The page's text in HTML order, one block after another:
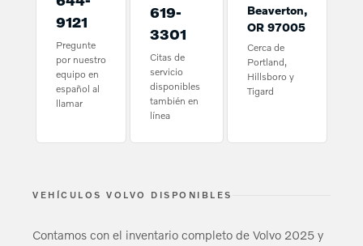
9121
Pregunte
por nuestro
equipo en
español al
llamar
619-
3301
Citas de
servicio
disponibles
también en
línea
Beaverton,
OR 97005
Cerca de
Portland,
Hillsboro y
Tigard
VEHÍCULOS VOLVO DISPONIBLES
Contamos con el inventario completo de Volvo 2025 y